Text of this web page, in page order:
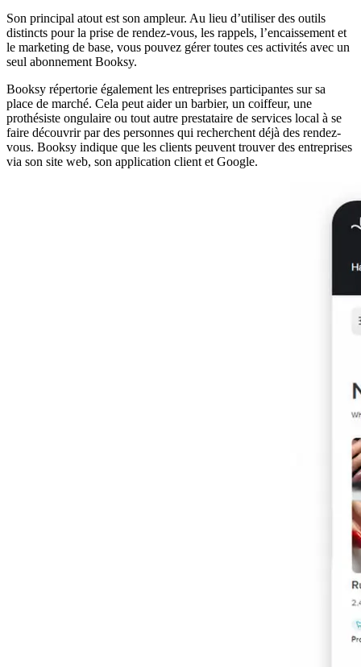
Son principal atout est son ampleur. Au lieu d’utiliser des outils
distincts pour la prise de rendez-vous, les rappels, l’encaissement et
le marketing de base, vous pouvez gérer toutes ces activités avec un
seul abonnement Booksy.
Booksy répertorie également les entreprises participantes sur sa
place de marché. Cela peut aider un barbier, un coiffeur, une
prothésiste ongulaire ou tout autre prestataire de services local à se
faire découvrir par des personnes qui recherchent déjà des rendez-
vous. Booksy indique que les clients peuvent trouver des entreprises
via son site web, son application client et Google.